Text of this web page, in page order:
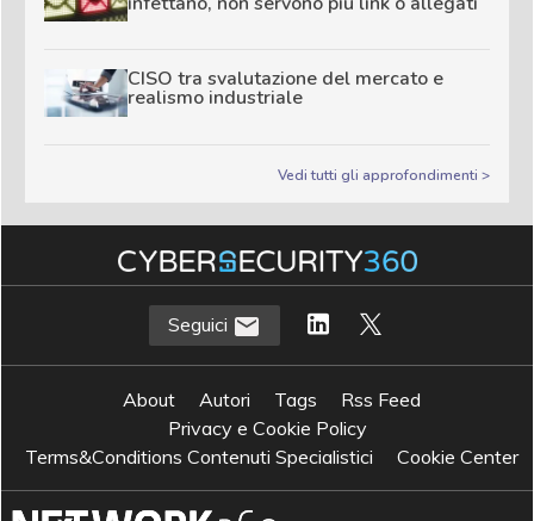
CISO tra svalutazione del mercato e
realismo industriale
Vedi tutti gli approfondimenti >
Seguici
About Autori Tags
Rss Feed
Privacy e Cookie Policy
Terms&Conditions Contenuti Specialistici
Cookie Center